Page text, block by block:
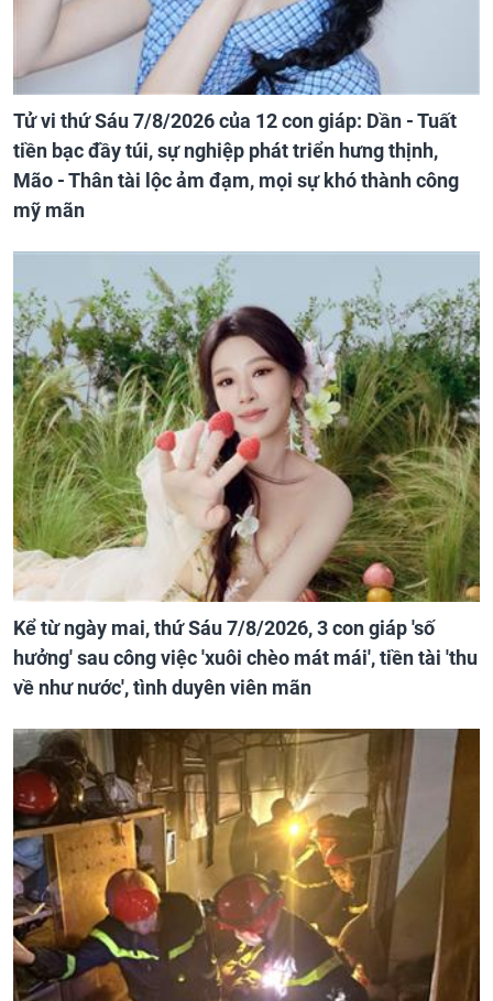
Tử vi thứ Sáu 7/8/2026 của 12 con giáp: Dần - Tuất
tiền bạc đầy túi, sự nghiệp phát triển hưng thịnh,
Mão - Thân tài lộc ảm đạm, mọi sự khó thành công
mỹ mãn
Kể từ ngày mai, thứ Sáu 7/8/2026, 3 con giáp 'số
hưởng' sau công việc 'xuôi chèo mát mái', tiền tài 'thu
về như nước', tình duyên viên mãn